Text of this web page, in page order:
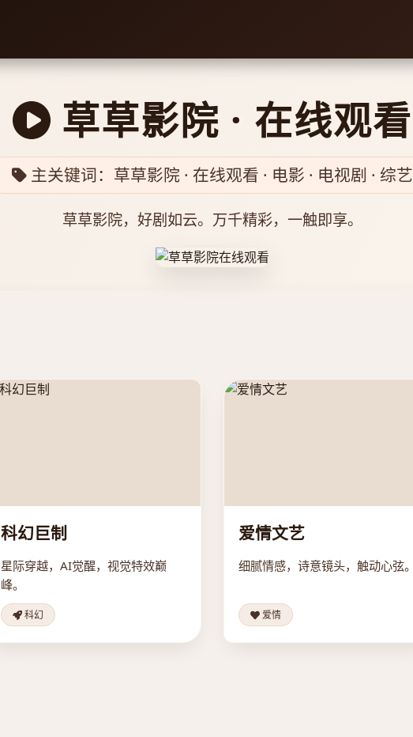
草草影院 · 在线观看
主关键词：草草影院 · 在线观看 · 电影 · 电视剧 · 综艺
草草影院，好剧如云。万千精彩，一触即享。
科幻巨制
星际穿越，AI觉醒，视觉特效巅
峰。
科幻
爱情文艺
细腻情感，诗意镜头，触动心弦。
爱情